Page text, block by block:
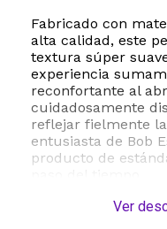
Fabricado con
alta calidad, este
textura súper
experiencia
reconfortante al
cuidadosamente
reflejar fielmente
entusiasta de Bob
producto de
Este artículo es un
Ver